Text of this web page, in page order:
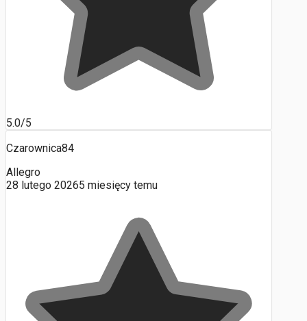
5.0/5
Czarownica84
Allegro
28 lutego 20265 miesięcy temu